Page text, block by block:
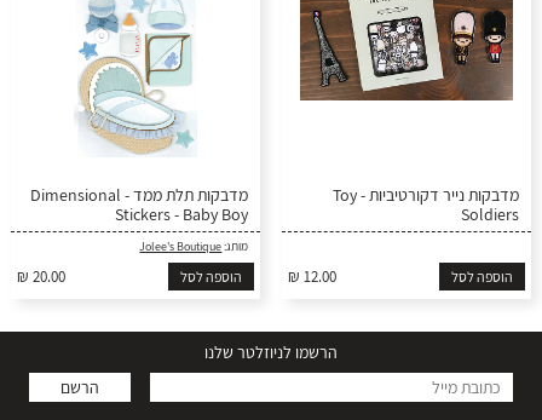
מדבקות נייר דקורטיביות - Toy
Soldiers
₪ 12.00 הוספה לסל
מדבקות תלת ממד - Dimensional
Stickers - Baby Boy
מותג:Jolee's Boutique
₪ 20.00 הוספה לסל
הרשמו לניוזלטר שלנו
הרשם